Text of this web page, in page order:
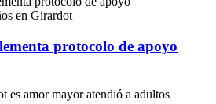
protocolo de apoyo